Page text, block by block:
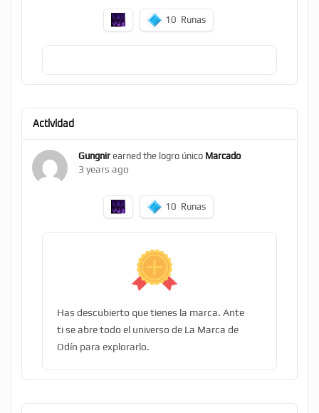
10 Runas
Actividad
Gungnir earned the logro único Marcado
3 years ago
10 Runas
Has descubierto que tienes la marca. Ante
ti se abre todo el universo de La Marca de
Odín para explorarlo.